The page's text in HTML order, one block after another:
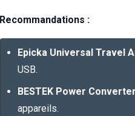
Recommandations :
Epicka Universal Travel
USB.
BESTEK Power Converter
appareils.